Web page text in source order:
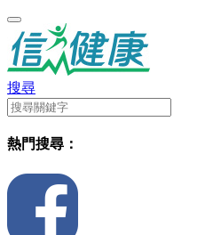
搜尋
熱門搜尋：